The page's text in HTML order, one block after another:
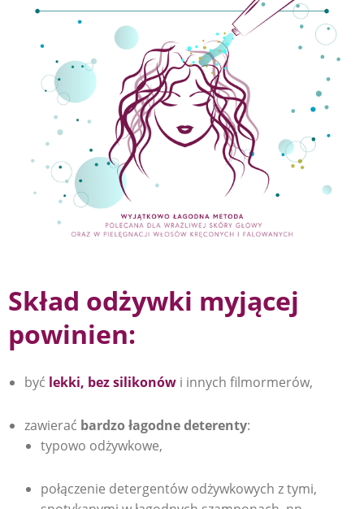
Skład odżywki myjącej
powinien:
być lekki, bez silikonów i innych filmormerów,
zawierać bardzo łagodne deterenty:
typowo odżywkowe,
połączenie detergentów odżywkowych z tymi,